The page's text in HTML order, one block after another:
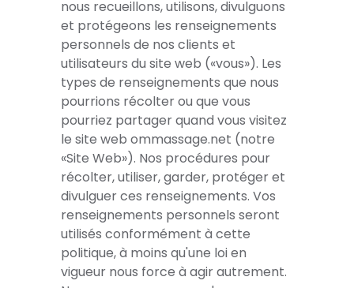
Om Massage Santé Inc.
L’expérience Vortex Om™ implique
une inversion douce et un
mouvement de rotation lent, conçus
pour soutenir la relaxation, la
mobilité, l’exploration sensorielle et
le bien-être général. La plupart des
participants trouvent cette
expérience apaisante et
profondément relaxante. Toutefois,
comme pour toute activité de bien-
être physique, la participation
comporte certains risques inhérents,
Informations importantes
L’expérience Vortex Om™ est une
expérience de bien-être et ne
constitue pas un traitement médical,
psychologique, de physiothérapie ou
de chiropratique. Elle n’a pas pour
objectif de diagnostiquer, traiter,
guérir ou prévenir une condition
médicale ou de santé mentale. La
participation est volontaire, et vous
Reconnaissance du
participant
En participant, vous reconnaissez
que : l’expérience implique une
inversion et un mouvement de
rotation doux des étourdissements
temporaires, nausées,
Exonération de
responsabilité
Dans la mesure maximale permise
nous recueillons, utilisons, divulguons
et protégeons les renseignements
personnels de nos clients et
utilisateurs du site web («vous»). Les
types de renseignements que nous
pourrions récolter ou que vous
pourriez partager quand vous visitez
le site web ommassage.net (notre
«Site Web»). Nos procédures pour
récolter, utiliser, garder, protéger et
divulguer ces renseignements. Vos
renseignements personnels seront
utilisés conformément à cette
politique, à moins qu'une loi en
vigueur nous force à agir autrement.